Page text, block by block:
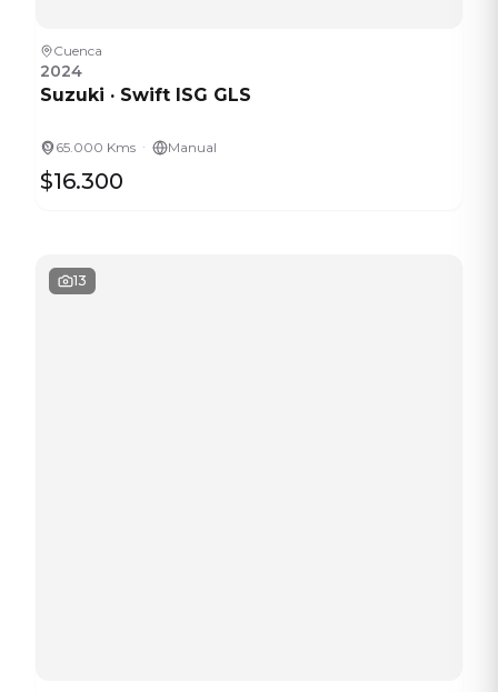
Cuenca
2024
Suzuki · Swift ISG GLS
65.000 Kms · Manual
$16.300
13